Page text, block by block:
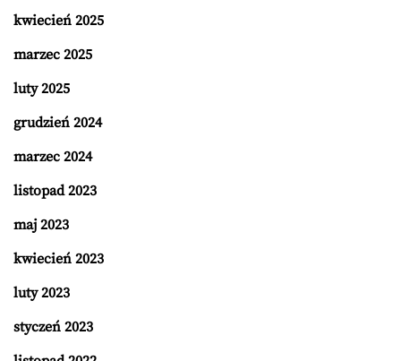
kwiecień 2025
marzec 2025
luty 2025
grudzień 2024
marzec 2024
listopad 2023
maj 2023
kwiecień 2023
luty 2023
styczeń 2023